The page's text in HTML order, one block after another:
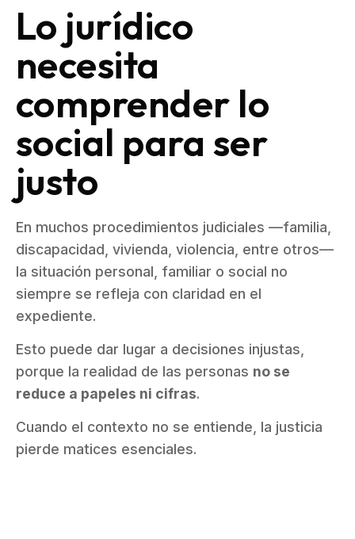
Lo jurídico
necesita
comprender lo
social para ser
justo
En muchos procedimientos judiciales —familia,
discapacidad, vivienda, violencia, entre otros—
la situación personal, familiar o social no
siempre se refleja con claridad en el
expediente.
Esto puede dar lugar a decisiones injustas,
porque la realidad de las personas no se
reduce a papeles ni cifras.
Cuando el contexto no se entiende, la justicia
pierde matices esenciales.